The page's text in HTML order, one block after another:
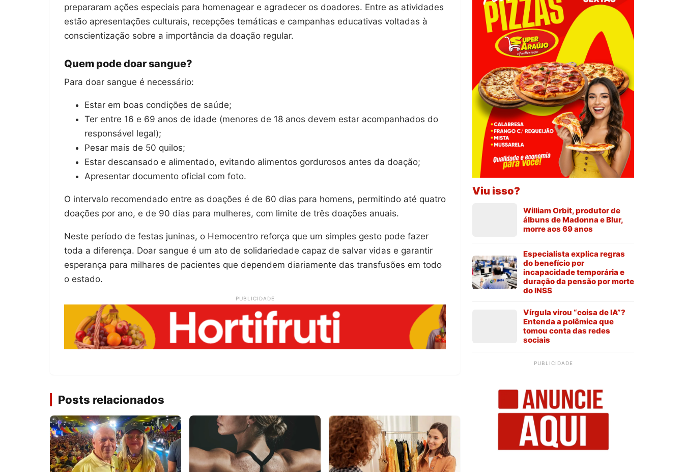
prepararam ações especiais para homenagear e agradecer os doadores. Entre as atividades
estão apresentações culturais, recepções temáticas e campanhas educativas voltadas à
conscientização sobre a importância da doação regular.
Quem pode doar sangue?
Para doar sangue é necessário:
Estar em boas condições de saúde;
Ter entre 16 e 69 anos de idade (menores de 18 anos devem estar acompanhados do
responsável legal);
Pesar mais de 50 quilos;
Estar descansado e alimentado, evitando alimentos gordurosos antes da doação;
Apresentar documento oficial com foto.
O intervalo recomendado entre as doações é de 60 dias para homens, permitindo até quatro
doações por ano, e de 90 dias para mulheres, com limite de três doações anuais.
Neste período de festas juninas, o Hemocentro reforça que um simples gesto pode fazer
toda a diferença. Doar sangue é um ato de solidariedade capaz de salvar vidas e garantir
esperança para milhares de pacientes que dependem diariamente das transfusões em todo
o estado.
PUBLICIDADE
Posts relacionados
Viu isso?
William Orbit, produtor de
álbuns de Madonna e Blur,
morre aos 69 anos
Especialista explica regras
do benefício por
incapacidade temporária e
duração da pensão por morte
do INSS
Vírgula virou “coisa de IA”?
Entenda a polêmica que
tomou conta das redes
sociais
PUBLICIDADE